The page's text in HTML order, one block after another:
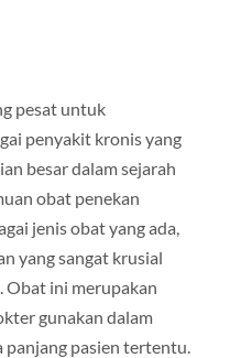
pesat untuk
penyakit kronis yang
besar dalam sejarah
obat penekan
jenis obat yang ada,
yang sangat krusial
Obat ini merupakan
gunakan dalam
panjang pasien tertentu.